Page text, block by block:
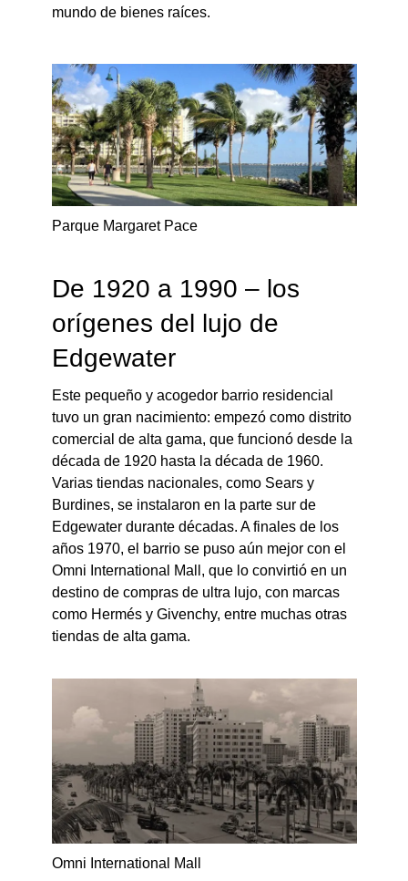
mundo de bienes raíces.
Parque Margaret Pace
De 1920 a 1990 – los
orígenes del lujo de
Edgewater
Este pequeño y acogedor barrio residencial
tuvo un gran nacimiento: empezó como distrito
comercial de alta gama, que funcionó desde la
década de 1920 hasta la década de 1960.
Varias tiendas nacionales, como Sears y
Burdines, se instalaron en la parte sur de
Edgewater durante décadas. A finales de los
años 1970, el barrio se puso aún mejor con el
Omni International Mall, que lo convirtió en un
destino de compras de ultra lujo, con marcas
como Hermés y Givenchy, entre muchas otras
tiendas de alta gama.
Omni International Mall